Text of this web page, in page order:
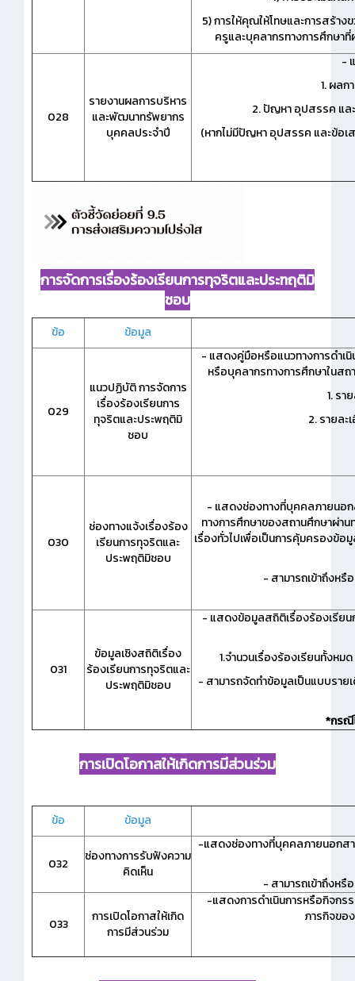
5) การให้คุณให้โทษและการสร้า
ครูและบุคลากรทางการศึกษาที่
028
รายงานผลการบริหาร
และพัฒนาทรัพยากร
บุคคลประจำปี
-
1. ผลก
2. ปัญหา อุปสรรค แล
(หากไม่มีปัญหา อุปสรรค และข้อเ
การจัดการเรื่องร้องเรียนการทุจริตและประฑฤติมิ
ชอบ
ข้อ ข้อมูล
029
แนวปฏิบัติ การจัดการ
เรื่องร้องเรียนการ
ทุจริตและประพฤติมิ
ชอบ
- แสดงคู่มือหรือแนวทางการดำเ
หรือบุคลากรทางการศึกษาในส
1. รา
2. รายล
030
ช่องทางแจ้งเรื่องร้อง
เรียนการทุจริตและ
ประพฤติมิชอบ
- แสดงช่องทางที่บุคคลภายนอก
ทางการศึกษาของสถานศึกษาผ่า
เรื่องทั่วไปเพื่อเป็นการคุ้มครองข้
- สามารถเข้าถึงหรื
031
ข้อมูลเชิงสถิติเรื่อง
ร้องเรียนการทุจริตและ
ประพฤติมิชอบ
- แสดงข้อมูลสถิติเรื่องร้องเรียน
1.จำนวนเรื่องร้องเรียนทั้งหม
- สามารถจัดทำข้อมูลเป็นแบบราย
*กรณี
การเปิดโอกาสให้เกิดการมีส่วนร่วม
ข้อ ข้อมูล
032
ช่องทางการรับฟังความ
คิดเห็น
-แสดงช่องทางที่บุคคลภายนอกสา
- สามารถเข้าถึงหรื
033
การเปิดโอกาสให้เกิด
การมีส่วนร่วม
-แสดงการดำเนินการหรือกิจกร
ภารกิจขอ